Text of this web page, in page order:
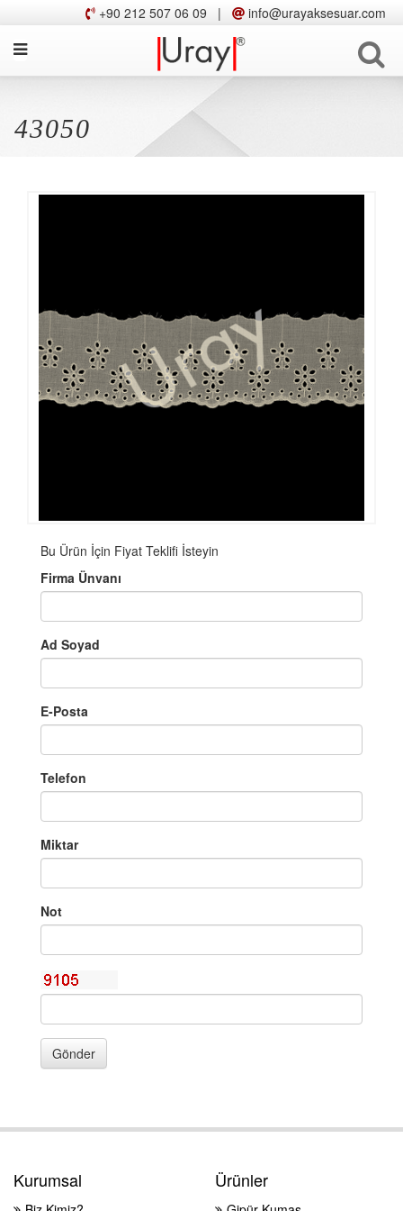
+90 212 507 06 09 | info@urayaksesuar.com
43050
Bu Ürün İçin Fiyat Teklifi İsteyin
Firma Ünvanı
Ad Soyad
E-Posta
Telefon
Miktar
Not
Gönder
Kurumsal Ürünler